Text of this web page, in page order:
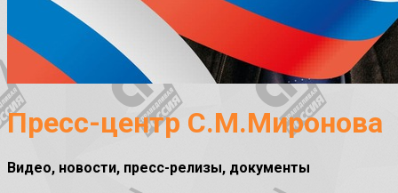
Пресс-центр С.М.Миронова
Видео, новости, пресс-релизы, документы